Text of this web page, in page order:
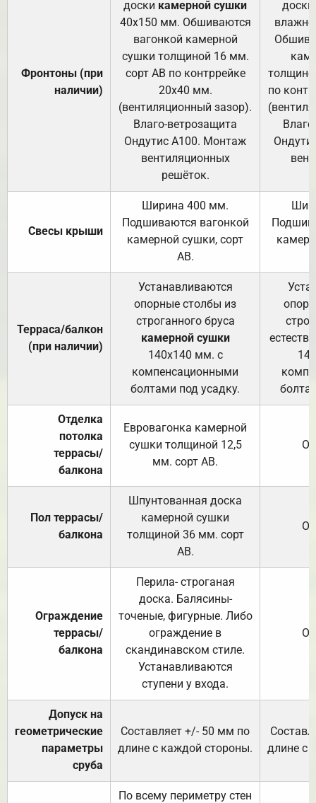
Фронтоны (при
наличии)
доски камерной сушки
40х150 мм. Обшиваются
вагонкой камерной
сушки толщиной 16 мм.
сорт АВ по контррейке
20х40 мм.
(вентиляционный зазор).
Влаго-ветрозащита
Ондутис А100. Монтаж
вентиляционных
решёток.
доски
по
Свесы крыши
Ширина 400 мм.
Подшиваются вагонкой
камерной сушки, сорт
АВ.
Терраса/балкон
(при наличии)
Устанавливаются
опорные столбы из
строганного бруса
камерной сушки
140х140 мм. с
компенсационными
болтами под усадку.
Отделка
потолка
террасы/
балкона
Евровагонка камерной
сушки толщиной 12,5
мм. сорт АВ.
Пол террасы/
балкона
Шпунтованная доска
камерной сушки
толщиной 36 мм. сорт
АВ.
Ограждение
террасы/
балкона
Перила- строганая
доска. Балясины-
точеные, фигурные. Либо
ограждение в
скандинавском стиле.
Устанавливаются
ступени у входа.
Допуск на
геометрические
параметры
сруба
Составляет +/- 50 мм по
длине с каждой стороны.
длине с
По всему периметру стен